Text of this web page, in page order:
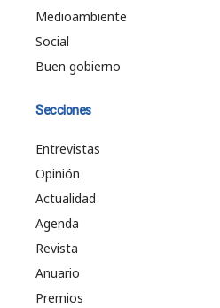
Medioambiente
Social
Buen gobierno
Secciones
Entrevistas
Opinión
Actualidad
Agenda
Revista
Anuario
Premios